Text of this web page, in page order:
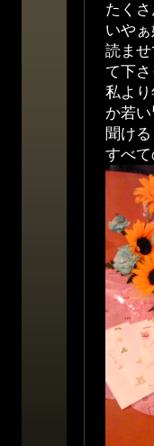
たく
いや
読ま
て下
私より
か若
聞け
すべ